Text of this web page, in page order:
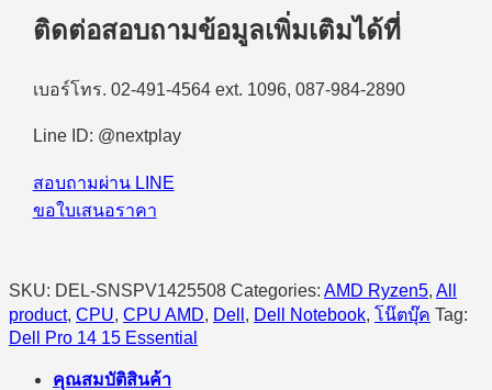
Pro
14
PV14255
(SNSPV1425508)
Ryzen
220/16GB/512GB
SSD/14.0″/Windows
11
quantity
ติดต่อสอบถามข้อมูลเพิ่มเติมได้ที่
เบอร์โทร. 02-491-4564 ext. 1096, 087-984-2890
Line ID: @nextplay
สอบถามผ่าน LINE
ขอใบเสนอราคา
SKU: DEL-SNSPV1425508 Categories: AMD Ryzen5, All
product, CPU, CPU AMD, Dell , Dell Notebook, โน๊ตบุ๊ค Tag:
Dell Pro 14 15 Essential
คุณสมบัติสินค้า